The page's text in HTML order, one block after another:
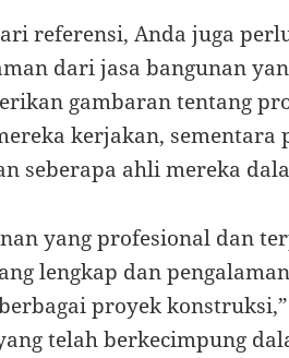
referensi, Anda juga
dari jasa bangunan
gambaran tentang
kerjakan, sementara
seberapa ahli mereka
yang profesional dan
lengkap dan
proyek
telah berkecimpung